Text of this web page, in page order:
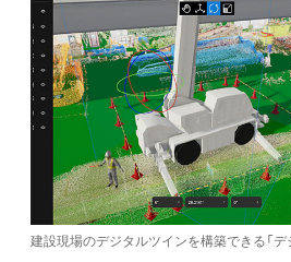
建設現場のデジタルツインを構築できる「デ